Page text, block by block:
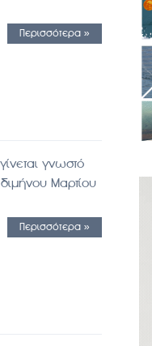
Περισσότερα »
γνωστό
Μαρτίου
Περισσότερα »